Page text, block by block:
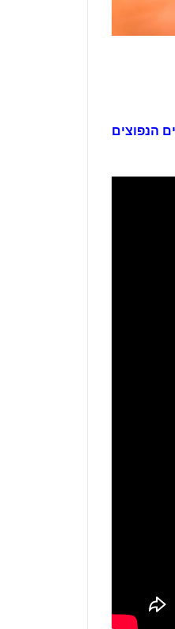
הנפוצים